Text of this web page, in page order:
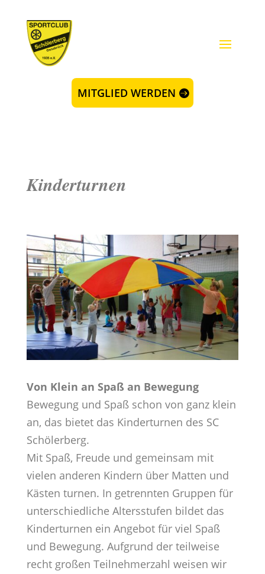
MITGLIED WERDEN
Kinderturnen
Von Klein an Spaß an Bewegung
Bewegung und Spaß schon von ganz klein
an, das bietet das Kinderturnen des SC
Schölerberg.
Mit Spaß, Freude und gemeinsam mit
vielen anderen Kindern über Matten und
Kästen turnen. In getrennten Gruppen für
unterschiedliche Altersstufen bildet das
Kinderturnen ein Angebot für viel Spaß
und Bewegung. Aufgrund der teilweise
recht großen Teilnehmerzahl weisen wir